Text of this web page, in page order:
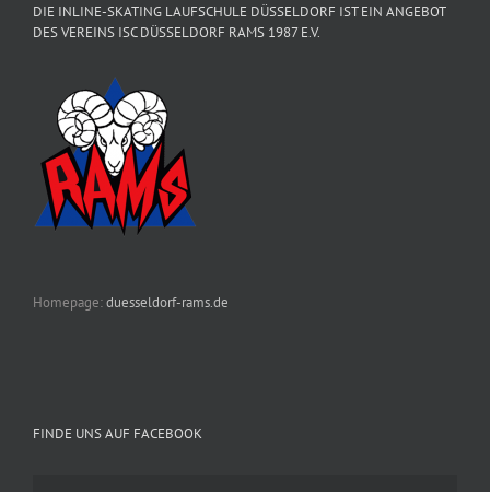
DIE INLINE-SKATING LAUFSCHULE DÜSSELDORF IST EIN ANGEBOT
DES VEREINS ISC DÜSSELDORF RAMS 1987 E.V.
Homepage:duesseldorf-rams.de
FINDE UNS AUF FACEBOOK